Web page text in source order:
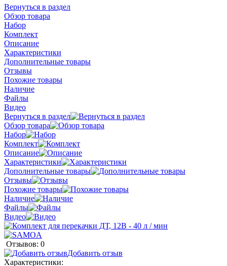
Вернуться в раздел
Обзор товара
Набор
Комплект
Описание
Характеристики
Дополнительные товары
Отзывы
Похожие товары
Наличие
Файлы
Видео
Вернуться в раздел
Обзор товара
Набор
Комплект
Описание
Характеристики
Дополнительные товары
Отзывы
Похожие товары
Наличие
Файлы
Видео
Отзывов: 0
Добавить отзыв
Характеристики: